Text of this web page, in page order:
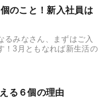
のこと！新入社員は
るみなさん、まずはご入
！3月ともなれば新生活の
る６個の理由